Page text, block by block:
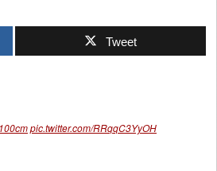
Tweet
pic.twitter.com/RRqqC3YyOH